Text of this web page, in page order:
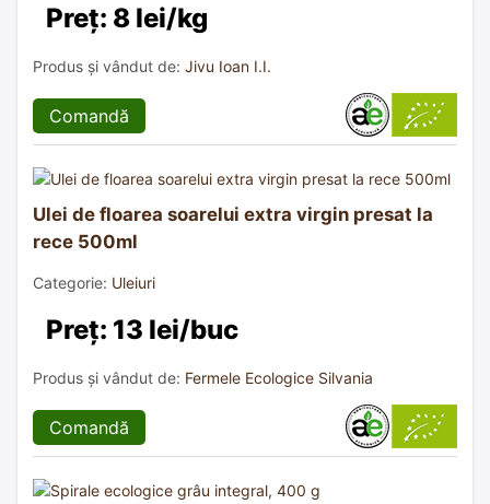
Preț: 8 lei/kg
Produs și vândut de: Jivu Ioan I.I.
Comandă
Ulei de floarea soarelui extra virgin presat la
rece 500ml
Categorie: Uleiuri
Preț: 13 lei/buc
Produs și vândut de: Fermele Ecologice Silvania
Comandă